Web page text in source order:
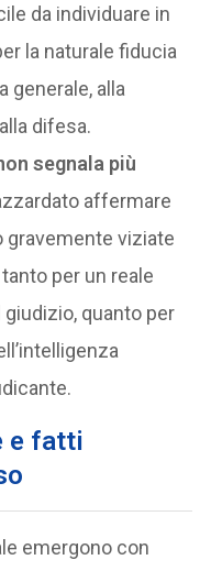
da individuare in
la naturale fiducia
generale, alla
difesa.
segnala più
affermare
gravemente viziate
per un reale
quanto per
e fatti
emergono con